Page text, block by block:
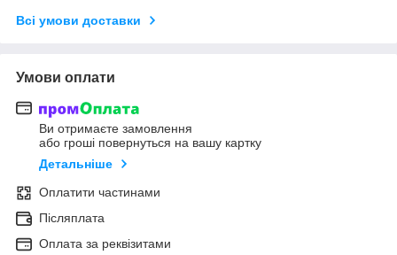
Всі умови доставки
Умови оплати
Ви отримаєте замовлення
або гроші повернуться на вашу картку
Детальніше
Оплатити частинами
Післяплата
Оплата за реквізитами